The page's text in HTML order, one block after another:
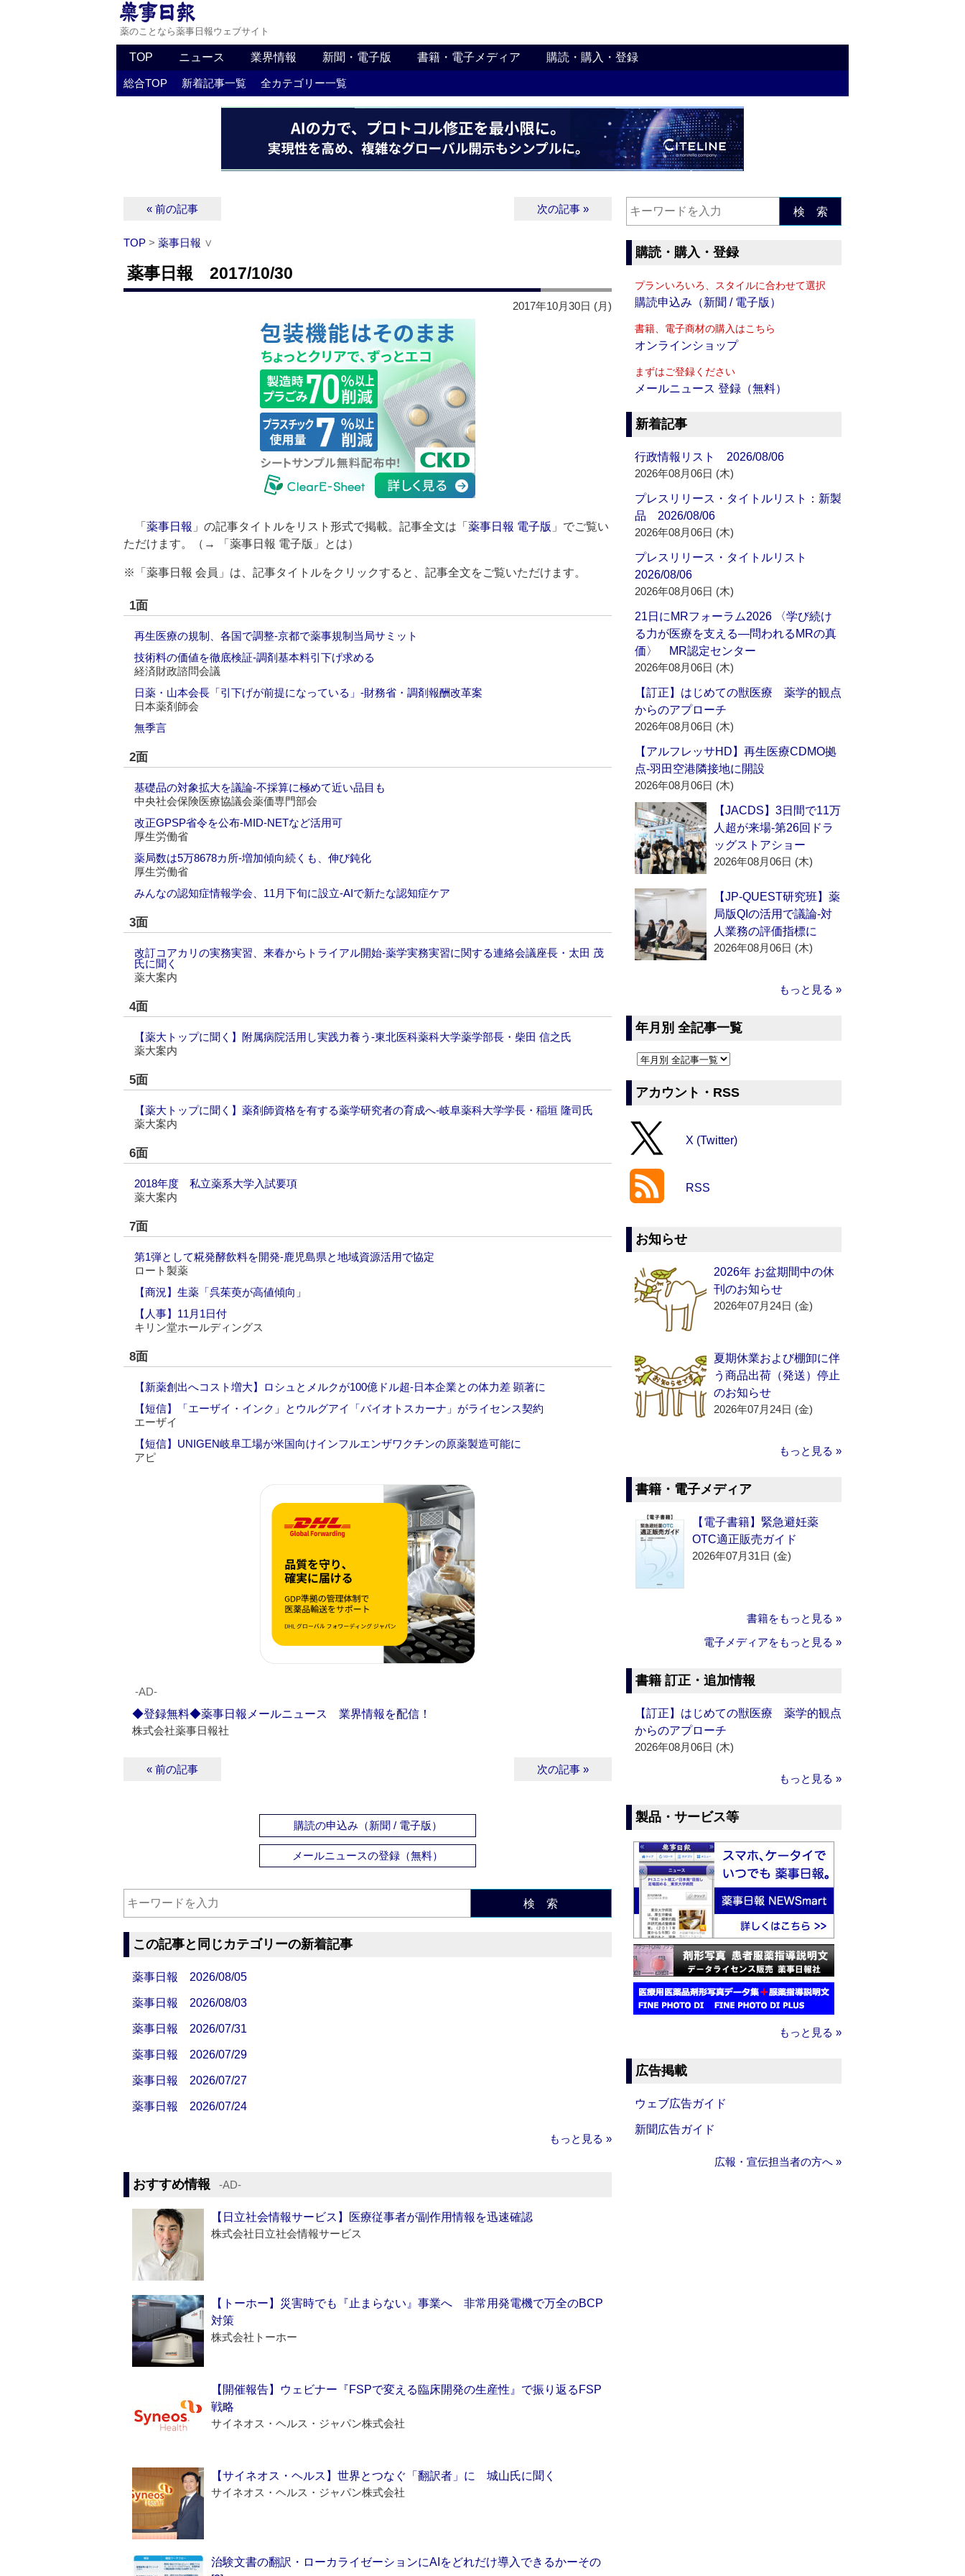
薬のことなら薬事日報ウェブサイト
TOP ニュース 業界情報 新聞・電子版 書籍・電子メディア 購読・購入・登録
総合TOP 新着記事一覧 全カテゴリー一覧
« 前の記事 次の記事 »
TOP > 薬事日報 ∨
薬事日報 2017/10/30
2017年10月30日 (月)
「 薬事日報 」の記事タイトルをリスト形式で掲載。記事全文は「 薬事日報 電子版 」でご覧い
ただけます。（→
「薬事日報 電子版」とは）
※「薬事日報 会員」は、記事タイトルをクリックすると、記事全文をご覧いただけます。
1面
再生医療の規制、各国で調整‐京都で薬事規制当局サミット
技術料の価値を徹底検証‐調剤基本料引下げ求める
経済財政諮問会議
日薬・山本会長「引下げが前提になっている」‐財務省・調剤報酬改革案
日本薬剤師会
無季言
2面
基礎品の対象拡大を議論‐不採算に極めて近い品目も
中央社会保険医療協議会薬価専門部会
改正GPSP省令を公布‐MID-NETなど活用可
厚生労働省
薬局数は5万8678カ所‐増加傾向続くも、伸び鈍化
厚生労働省
みんなの認知症情報学会、11月下旬に設立‐AIで新たな認知症ケア
3面
改訂コアカリの実務実習、来春からトライアル開始‐薬学実務実習に関する連絡会議座長・太田 茂
氏に聞く
薬大案内
4面
【薬大トップに聞く】附属病院活用し実践力養う‐東北医科薬科大学薬学部長・柴田 信之氏
薬大案内
5面
【薬大トップに聞く】薬剤師資格を有する薬学研究者の育成へ‐岐阜薬科大学学長・稲垣 隆司氏
薬大案内
6面
2018年度 私立薬系大学入試要項
薬大案内
7面
第1弾として糀発酵飲料を開発‐鹿児島県と地域資源活用で協定
ロート製薬
【商況】生薬「呉茱萸が高値傾向」
【人事】11月1日付
キリン堂ホールディングス
8面
【新薬創出へコスト増大】ロシュとメルクが100億ドル超‐日本企業との体力差 顕著に
【短信】「エーザイ・インク」とウルグアイ「バイオトスカーナ」がライセンス契約
エーザイ
【短信】UNIGEN岐阜工場が米国向けインフルエンザワクチンの原薬製造可能に
アピ
‐AD‐
◆登録無料◆薬事日報メールニュース 業界情報を配信！
株式会社薬事日報社
« 前の記事 次の記事 »
購読の申込み（新聞 / 電子版）
メールニュースの登録（無料）
検 索
この記事と同じカテゴリーの新着記事
薬事日報 2026/08/05
薬事日報 2026/08/03
薬事日報 2026/07/31
薬事日報 2026/07/29
薬事日報 2026/07/27
薬事日報 2026/07/24
もっと見る »
おすすめ情報 ‐AD‐
【日立社会情報サービス】医療従事者が副作用情報を迅速確認
株式会社日立社会情報サービス
【トーホー】災害時でも『止まらない』事業へ 非常用発電機で万全のBCP
対策
株式会社トーホー
【開催報告】ウェビナー『FSPで変える臨床開発の生産性』で振り返るFSP
戦略
サイネオス・ヘルス・ジャパン株式会社
【サイネオス・ヘルス】世界とつなぐ「翻訳者」に 城山氏に聞く
サイネオス・ヘルス・ジャパン株式会社
治験文書の翻訳・ローカライゼーションにAIをどれだけ導入できるかーその
検 索
購読・購入・登録
プランいろいろ、スタイルに合わせて選択
購読申込み（新聞 / 電子版）
書籍、電子商材の購入はこちら
オンラインショップ
まずはご登録ください
メールニュース 登録（無料）
新着記事
行政情報リスト 2026/08/06
2026年08月06日 (木)
プレスリリース・タイトルリスト：新製
品 2026/08/06
2026年08月06日 (木)
プレスリリース・タイトルリスト
2026/08/06
2026年08月06日 (木)
21日にMRフォーラム2026 〈学び続け
る力が医療を支える―問われるMRの真
価〉 MR認定センター
2026年08月06日 (木)
【訂正】はじめての獣医療 薬学的観点
からのアプローチ
2026年08月06日 (木)
【アルフレッサHD】再生医療CDMO拠
点‐羽田空港隣接地に開設
2026年08月06日 (木)
【JACDS】3日間で11万
人超が来場‐第26回ドラ
ッグストアショー
2026年08月06日 (木)
【JP-QUEST研究班】薬
局版QIの活用で議論‐対
人業務の評価指標に
2026年08月06日 (木)
もっと見る »
年月別 全記事一覧
アカウント・RSS
X (Twitter)
RSS
お知らせ
2026年 お盆期間中の休
刊のお知らせ
2026年07月24日 (金)
夏期休業および棚卸に伴
う商品出荷（発送）停止
のお知らせ
2026年07月24日 (金)
もっと見る »
書籍・電子メディア
【電子書籍】緊急避妊薬
OTC適正販売ガイド
2026年07月31日 (金)
書籍をもっと見る »
電子メディアをもっと見る »
書籍 訂正・追加情報
【訂正】はじめての獣医療 薬学的観点
からのアプローチ
2026年08月06日 (木)
もっと見る »
製品・サービス等
もっと見る »
広告掲載
ウェブ広告ガイド
新聞広告ガイド
広報・宣伝担当者の方へ »